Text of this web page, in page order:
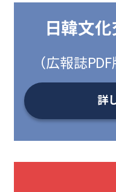
日韓文
（広報誌
詳